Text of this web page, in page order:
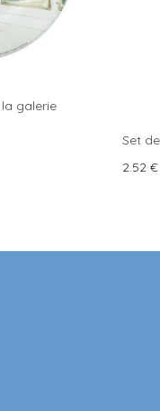
galerie
Set
2.52 €